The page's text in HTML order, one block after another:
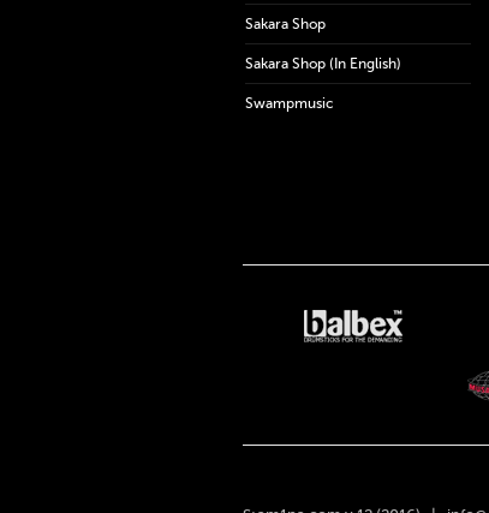
Sakara Shop
Sakara Shop (In English)
Swampmusic